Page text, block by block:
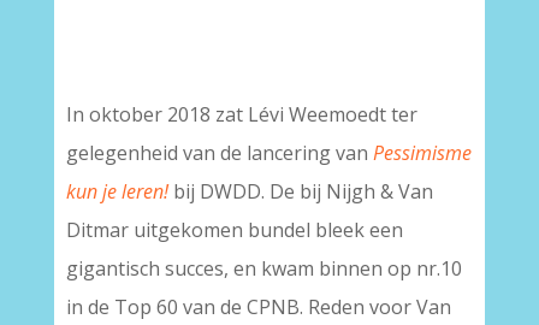
In oktober 2018 zat Lévi Weemoedt ter
gelegenheid van de lancering van Pessimisme
kun je leren!bij DWDD. De bij Nijgh & Van
Ditmar uitgekomen bundel bleek een
gigantisch succes, en kwam binnen op nr.10
in de Top 60 van de CPNB. Reden voor Van